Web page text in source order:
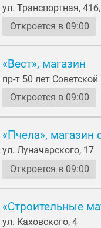
ул. Транспортная,
Откроется в 09:00
«Вест», магазин
пр-т 50 лет
Откроется в 09:00
«Пчела», магазин
ул. Луначарского, 17
Откроется в 09:00
«Строительные
ул. Каховского, 4